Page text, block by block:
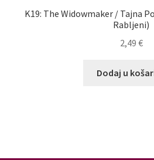
K19: The Widowmaker / Tajna
Rabljeni)
2,49 €
Dodaj u